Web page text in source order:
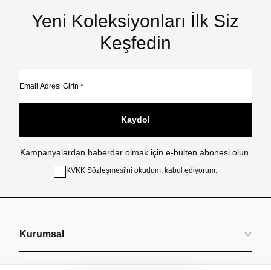
Yeni Koleksiyonları İlk Siz
Keşfedin
Kaydol
Kampanyalardan haberdar olmak için e-bülten abonesi olun.
KVKK Sözleşmesi'ni okudum, kabul ediyorum.
Kurumsal